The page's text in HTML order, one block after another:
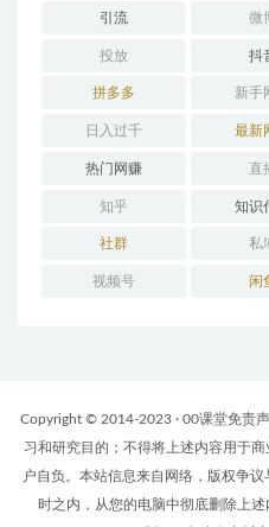
引流 微
投放 抖
拼多多 新手
日入过千 最新
热门网赚 直
知乎 知识
社群 私
视频号 闲
Copyright © 2014-2023 · 00课堂免责
习和研究目的；不得将上述内容用于
户自负。本站信息来自网络，版权争
时之内，从您的电脑中彻底删除上